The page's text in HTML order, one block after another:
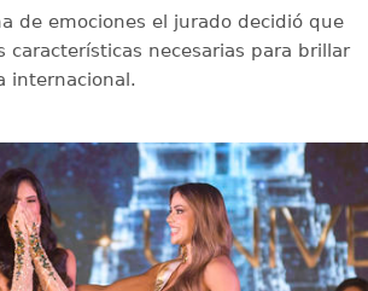
de emociones el jurado decidió que
características necesarias para brillar
internacional.